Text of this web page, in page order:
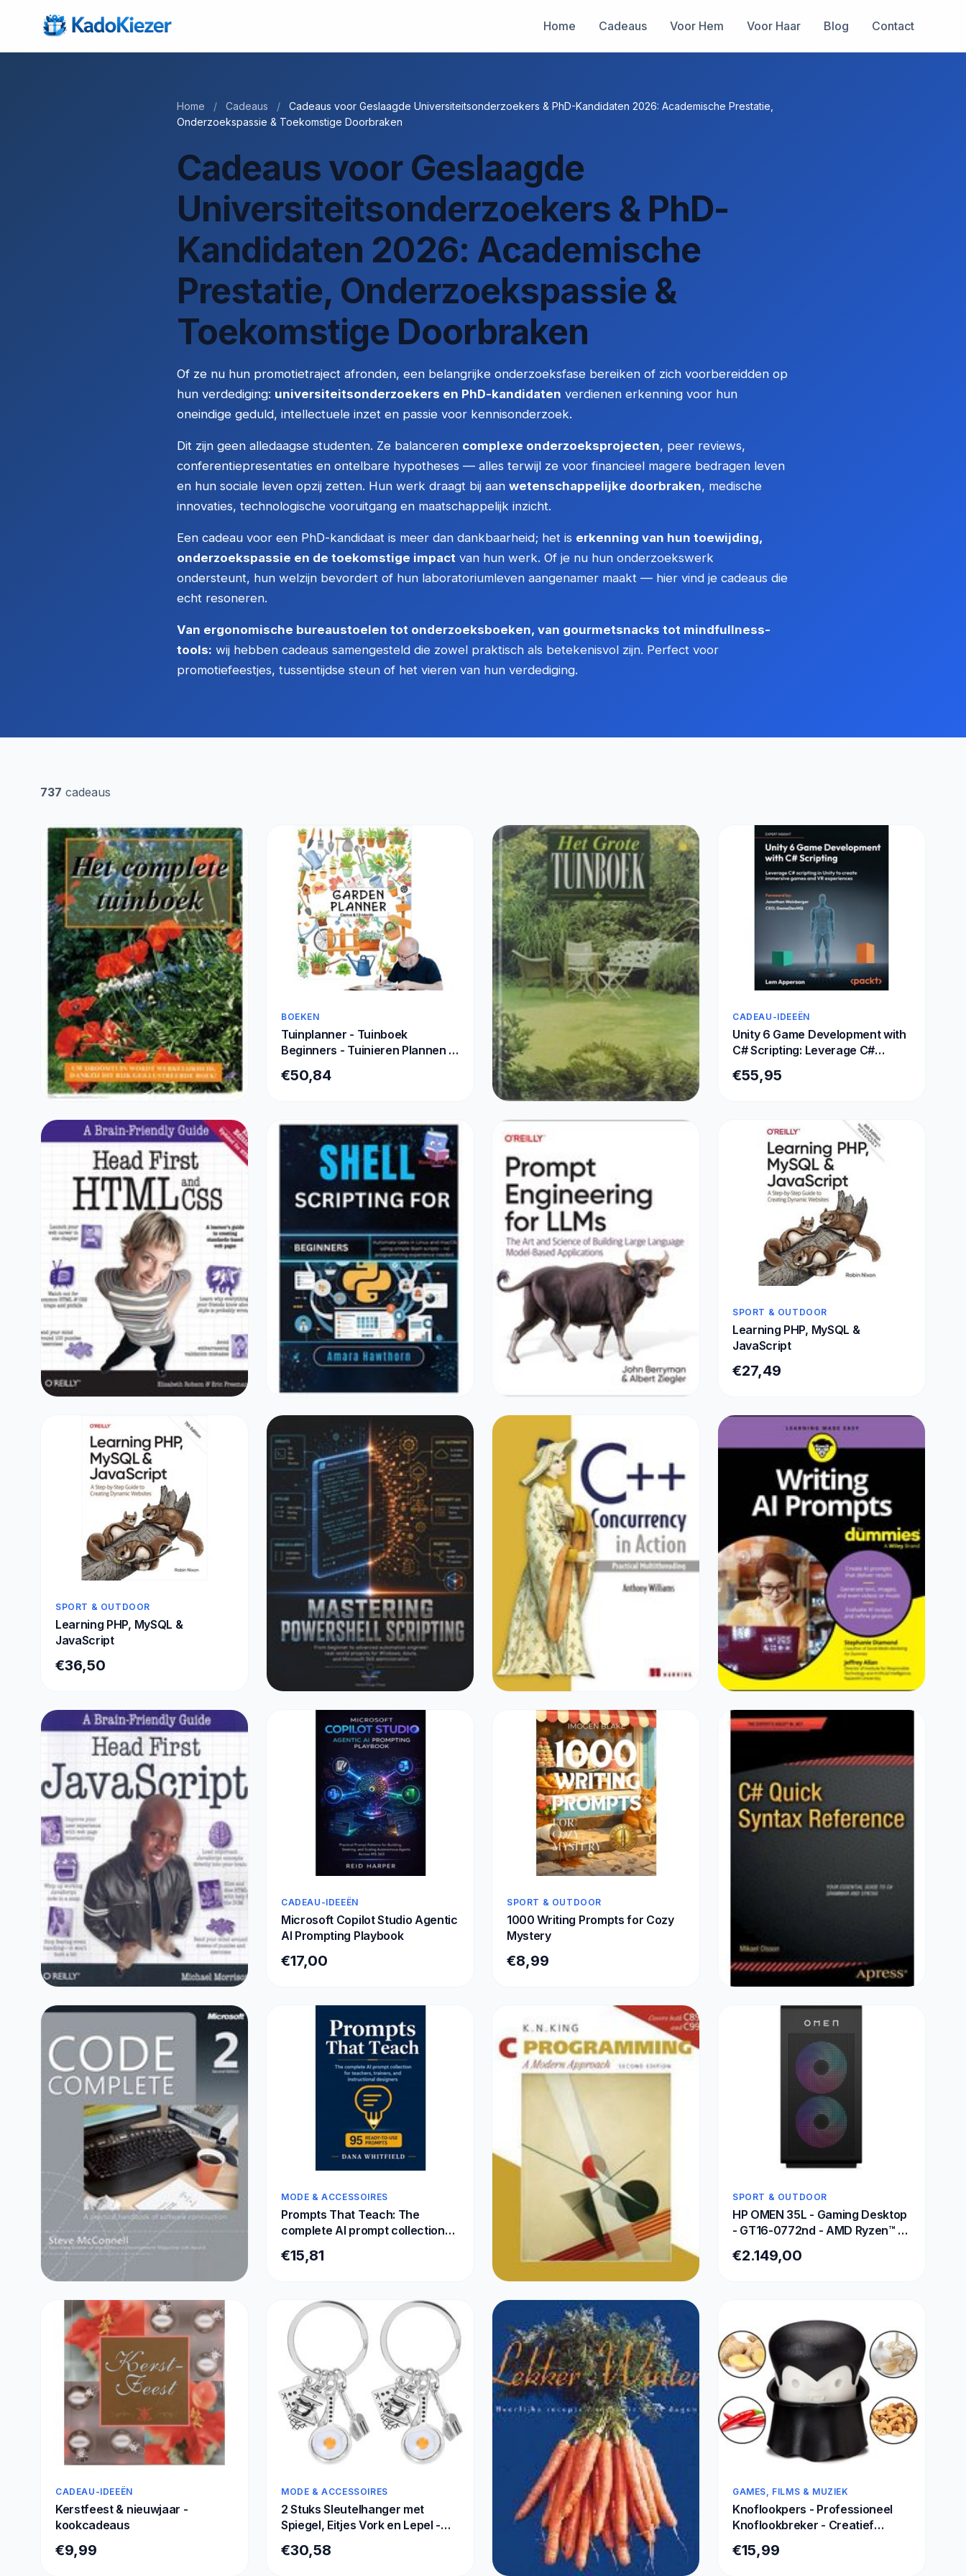
Home Cadeaus Voor Hem Voor Haar Blog Contact
Home / Cadeaus /
Cadeaus voor Geslaagde Universiteitsonderzoekers & PhD-Kandidaten 2026: Academische Prestatie,
Onderzoekspassie & Toekomstige Doorbraken
Cadeaus voor Geslaagde
Universiteitsonderzoekers & PhD-
Kandidaten 2026: Academische
Prestatie, Onderzoekspassie &
Toekomstige Doorbraken
Of ze nu hun promotietraject afronden, een belangrijke onderzoeksfase bereiken of zich voorbereidden op
hun verdediging: universiteitsonderzoekers en PhD-kandidaten verdienen erkenning voor hun
oneindige geduld, intellectuele inzet en passie voor kennisonderzoek.
Dit zijn geen alledaagse studenten. Ze balanceren complexe onderzoeksprojecten, peer reviews,
conferentiepresentaties en ontelbare hypotheses — alles terwijl ze voor financieel magere bedragen leven
en hun sociale leven opzij zetten. Hun werk draagt bij aan wetenschappelijke doorbraken, medische
innovaties, technologische vooruitgang en maatschappelijk inzicht.
Een cadeau voor een PhD-kandidaat is meer dan dankbaarheid; het is erkenning van hun toewijding,
onderzoekspassie en de toekomstige impact van hun werk. Of je nu hun onderzoekswerk
ondersteunt, hun welzijn bevordert of hun laboratoriumleven aangenamer maakt — hier vind je cadeaus die
echt resoneren.
Van ergonomische bureaustoelen tot onderzoeksboeken, van gourmetsnacks tot mindfullness-
tools: wij hebben cadeaus samengesteld die zowel praktisch als betekenisvol zijn. Perfect voor
promotiefeestjes, tussentijdse steun of het vieren van hun verdediging.
737 cadeaus
BOEKEN
Het complete tuinboek
€16,60
BOEKEN
Tuinplanner - Tuinboek
Beginners - Tuinieren Plannen -
258x21cm - A
€50,84
GROTE TUINBOEK
€7,25
CADEAU-IDEEËN
Unity 6 Game Development with
C# Scripting: Leverage C#
immersive games and VR
€55,95
ETEN & DRINKEN
Head First Html and Css
€22,77
Shell Scripting for Beginners
€18,00
Prompt Engineering For Llms
€46,23
SPORT & OUTDOOR
Learning PHP, MySQL &
JavaScript
€27,49
SPORT & OUTDOOR
Learning PHP, MySQL &
JavaScript
€36,50
Mastering PowerShell Scripting
SIERADEN
C++ Concurrency
€44,73
SPORT & OUTDOOR
Writing AI Prompts For Dummies
€16,99
CADEAU-IDEEËN
€15,47
CADEAU-IDEEËN
Microsoft Copilot Studio Agentic
AI Prompting Playbook
€17,00
SPORT & OUTDOOR
1000 Writing Prompts for Cozy
Mystery
€8,99
SPORT & OUTDOOR
C Quick Syntax Reference
ETEN & DRINKEN
Code Complete
€30,07
MODE & ACCESSOIRES
Prompts That Teach: The
complete AI prompt collection
instructional designers: 95
€15,81
ETEN & DRINKEN
C Programming
€101,84
SPORT & OUTDOOR
HP OMEN 35L - Gaming Desktop
- GT16-0772nd - AMD Ryzen™ 7
NVIDIA GeForce RTX 5070 -
€2.149,00
CADEAU-IDEEËN
Kerstfeest & nieuwjaar -
kookcadeaus
€9,99
MODE & ACCESSOIRES
2 Stuks Sleutelhanger met
Spiegel, Eitjes Vork en Lepel -
Kookcadeaus en Tafelgerei
€30,58
GAMES, FILMS & MUZIEK
Knoflookpers - Professioneel
Knoflookbreker - Creatief
Knoflookhakmolen - hoge
€15,99